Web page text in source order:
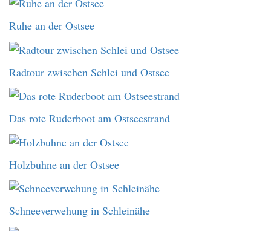
Ruhe an der Ostsee
Radtour zwischen Schlei und Ostsee
Das rote Ruderboot am Ostseestrand
Holzbuhne an der Ostsee
Schneeverwehung in Schleinähe